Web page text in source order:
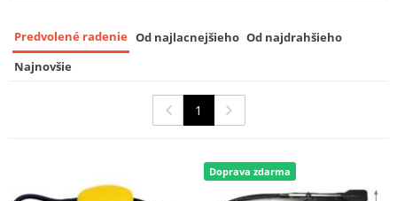
Predvolené radenie Od najlacnejšieho Od najdrahšieho
Najnovšie
1
Doprava zdarma